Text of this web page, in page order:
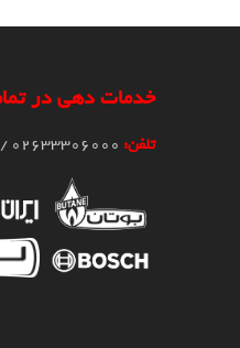
خدمات دهی در
تلفن: